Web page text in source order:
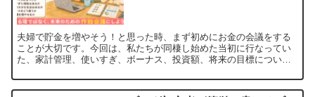
夫婦で貯金を増やそう！と思った時、まず初めにお金の会議をする
ことが大切です。今回は、私たちが同棲し始めた当初に行なってい
た、家計管理、使いすぎ、ボーナス、投資額、将来の目標につい
し...